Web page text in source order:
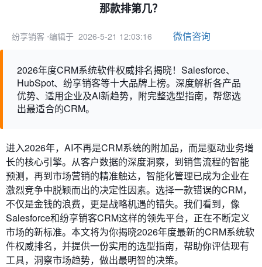
那款排第几？
纷享销客 ⋅编辑于 2026-5-21 12:03:16 微信咨询
2026年度CRM系统软件权威排名揭晓！Salesforce、
HubSpot、纷享销客等十大品牌上榜。深度解析各产品
优势、适用企业及AI新趋势，附完整选型指南，帮您选
出最适合的CRM。
进入2026年，AI不再是CRM系统的附加品，而是驱动业务增
长的核心引擎。从客户数据的深度洞察，到销售流程的智能
预测，再到市场营销的精准触达，智能化管理已成为企业在
激烈竞争中脱颖而出的决定性因素。选择一款错误的CRM，
不仅是金钱的浪费，更是战略机遇的错失。我们看到，像
Salesforce和纷享销客CRM这样的领先平台，正在不断定义
市场的新标准。本文将为你揭晓2026年度最新的CRM系统软
件权威排名，并提供一份实用的选型指南，帮助你评估现有
工具，洞察市场趋势，做出最明智的决策。